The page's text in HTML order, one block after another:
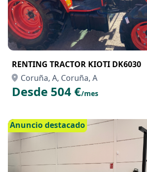
RENTING TRACTOR KIOTI DK6030
Coruña, A, Coruña, A
Desde 504 €/mes
Anuncio destacado